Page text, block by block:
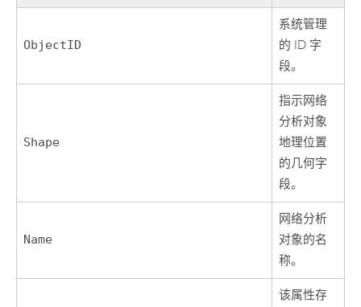
ObjectID
系统管理
的 ID 字
段。
Shape
指示网络
分析对象
地理位置
的几何字
段。
Name
网络分析
对象的名
称。
该属性存